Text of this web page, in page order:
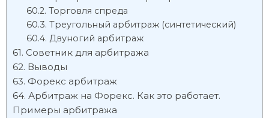
Торговля спреда
Треугольный арбитраж (синтетический)
Двуногий арбитраж
Советник для арбитража
Выводы
Форекс арбитраж
Арбитраж на Форекс. Как это работает.
Примеры арбитража